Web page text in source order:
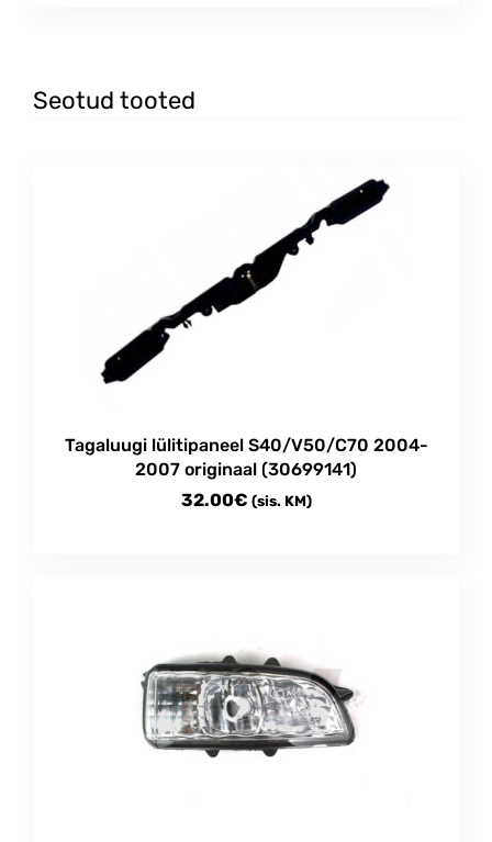
Seotud tooted
Tagaluugi lülitipaneel S40/V50/C70 2004-
2007 originaal (30699141)
32.00€ (sis. KM)